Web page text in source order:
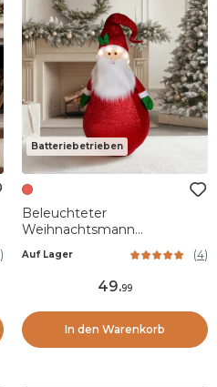
)
Batteriebetrieben
Beleuchteter
Weihnachtsmann
batteriebetrieben (H120 cm)
Faltbar Rot Pailletten
Auf Lager (4)
49.99
In den Warenkorb